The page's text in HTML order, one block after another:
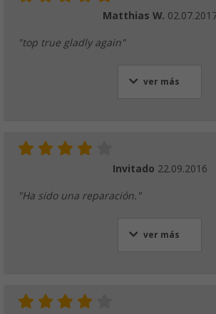
Matthias W.
"top true gladly again"
ver más
Invitado 22.09.2016
"Ha sido una reparación."
ver más